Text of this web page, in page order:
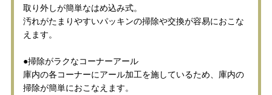
取り外しが簡単なはめ込み式。
汚れがたまりやすいパッキンの掃除や交換が容易におこな
えます。
●掃除がラクなコーナーアール
庫内の各コーナーにアール加工を施しているため、庫内の
掃除が簡単におこなえます。